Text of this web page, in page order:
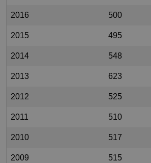
2016 500
2015 495
2014 548
2013 623
2012 525
2011 510
2010 517
2009 515